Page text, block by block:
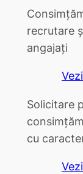
recrutare
angajați
Solicitare
cu